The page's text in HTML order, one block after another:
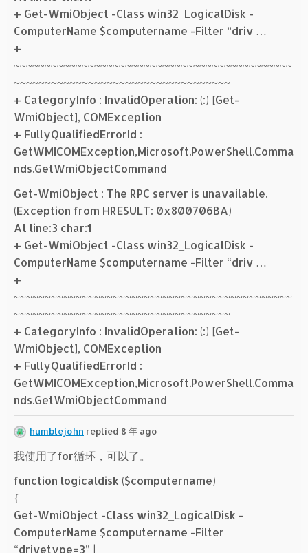
+ Get-WmiObject -Class win32_LogicalDisk -
ComputerName $computername -Filter “driv …
+
~~~~~~~~~~~~~~~~~~~~~~~~~~~~~~~~~~~~~~~~~~~~~
~~~~~~~~~~~~~~~~~~~~~~~~~~~~~~~~~~~
+ CategoryInfo : InvalidOperation: (:) [Get-
WmiObject], COMException
+ FullyQualifiedErrorId :
GetWMICOMException,Microsoft.PowerShell.Comma
nds.GetWmiObjectCommand
Get-WmiObject : The RPC server is unavailable.
(Exception from HRESULT: 0x800706BA)
At line:3 char:1
+ Get-WmiObject -Class win32_LogicalDisk -
ComputerName $computername -Filter “driv …
+
~~~~~~~~~~~~~~~~~~~~~~~~~~~~~~~~~~~~~~~~~~~~~
~~~~~~~~~~~~~~~~~~~~~~~~~~~~~~~~~~~
+ CategoryInfo : InvalidOperation: (:) [Get-
WmiObject], COMException
+ FullyQualifiedErrorId :
GetWMICOMException,Microsoft.PowerShell.Comma
nds.GetWmiObjectCommand
humblejohn replied 8 年 ago
我使用了for循环，可以了。
function logicaldisk ($computername)
{
Get-WmiObject -Class win32_LogicalDisk -
ComputerName $computername -Filter
“drivetype=3” |